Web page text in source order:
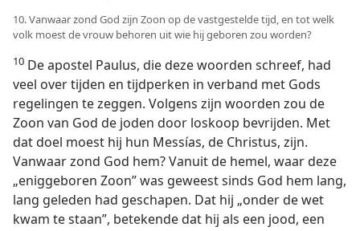
10. Vanwaar zond God zijn Zoon op de vastgestelde tijd, en tot welk
volk moest de vrouw behoren uit wie hij geboren zou worden?
10 De apostel Paulus, die deze woorden schreef, had
veel over tijden en tijdperken in verband met Gods
regelingen te zeggen. Volgens zijn woorden zou de
Zoon van God de joden door loskoop bevrijden. Met
dat doel moest hij hun Messías, de Christus, zijn.
Vanwaar zond God hem? Vanuit de hemel, waar deze
„eniggeboren Zoon” was geweest sinds God hem lang,
lang geleden had geschapen. Dat hij „onder de wet
kwam te staan”, betekende dat hij als een jood, een